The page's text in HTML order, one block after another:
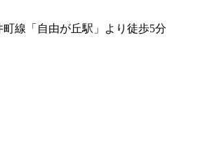
線「自由が丘駅」より徒歩5分